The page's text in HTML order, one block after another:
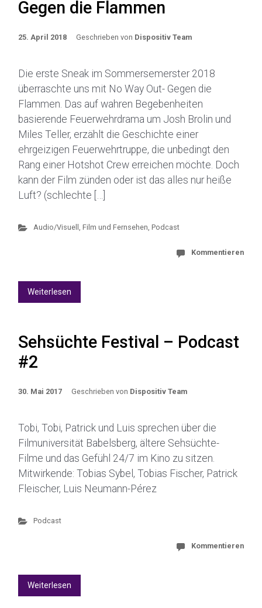
Gegen die Flammen
25. April 2018 Geschrieben von Dispositiv Team
Die erste Sneak im Sommersemerster 2018
überraschte uns mit No Way Out- Gegen die
Flammen. Das auf wahren Begebenheiten
basierende Feuerwehrdrama um Josh Brolin und
Miles Teller, erzählt die Geschichte einer
ehrgeizigen Feuerwehrtruppe, die unbedingt den
Rang einer Hotshot Crew erreichen möchte. Doch
kann der Film zünden oder ist das alles nur heiße
Luft? (schlechte […]
Audio/Visuell , Film und Fernsehen, Podcast
Kommentieren
Weiterlesen
Sehsüchte Festival – Podcast
#2
30. Mai 2017 Geschrieben von Dispositiv Team
Tobi, Tobi, Patrick und Luis sprechen über die
Filmuniversität Babelsberg, ältere Sehsüchte-
Filme und das Gefühl 24/7 im Kino zu sitzen.
Mitwirkende: Tobias Sybel, Tobias Fischer, Patrick
Fleischer, Luis Neumann-Pérez
Podcast
Kommentieren
Weiterlesen